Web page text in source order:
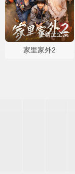
更新至全集
家里家外2